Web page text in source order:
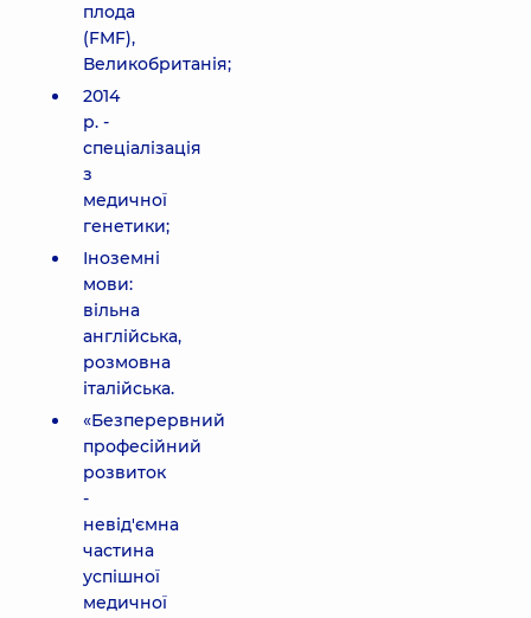
плода
(FMF),
Великобританія;
2014
р. -
спеціалізація
з
медичної
генетики;
Іноземні
мови:
вільна
англійська,
розмовна
італійська.
«Безперервний
професійний
розвиток
-
невід'ємна
частина
успішної
медичної